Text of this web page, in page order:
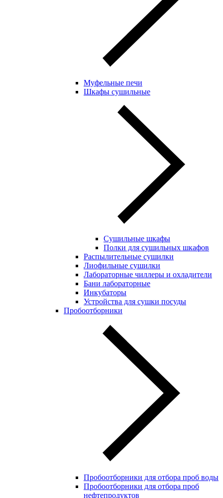
Муфельные печи
Шкафы сушильные
Сушильные шкафы
Полки для сушильных шкафов
Распылительные сушилки
Лиофильные сушилки
Лабораторные чиллеры и охладители
Бани лабораторные
Инкубаторы
Устройства для сушки посуды
Пробоотборники
Пробоотборники для отбора проб воды
Пробоотборники для отбора проб
нефтепродуктов